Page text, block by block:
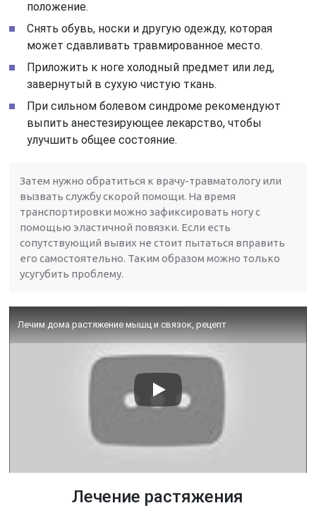
положение.
Снять обувь, носки и другую одежду, которая
может сдавливать травмированное место.
Приложить к ноге холодный предмет или лед,
завернутый в сухую чистую ткань.
При сильном болевом синдроме рекомендуют
выпить анестезирующее лекарство, чтобы
улучшить общее состояние.
Затем нужно обратиться к врачу-травматологу или
вызвать службу скорой помощи. На время
транспортировки можно зафиксировать ногу с
помощью эластичной повязки. Если есть
сопутствующий вывих не стоит пытаться вправить
его самостоятельно. Таким образом можно только
усугубить проблему.
Лечим дома растяжение мышц и связок, рецепт
Лечение растяжения